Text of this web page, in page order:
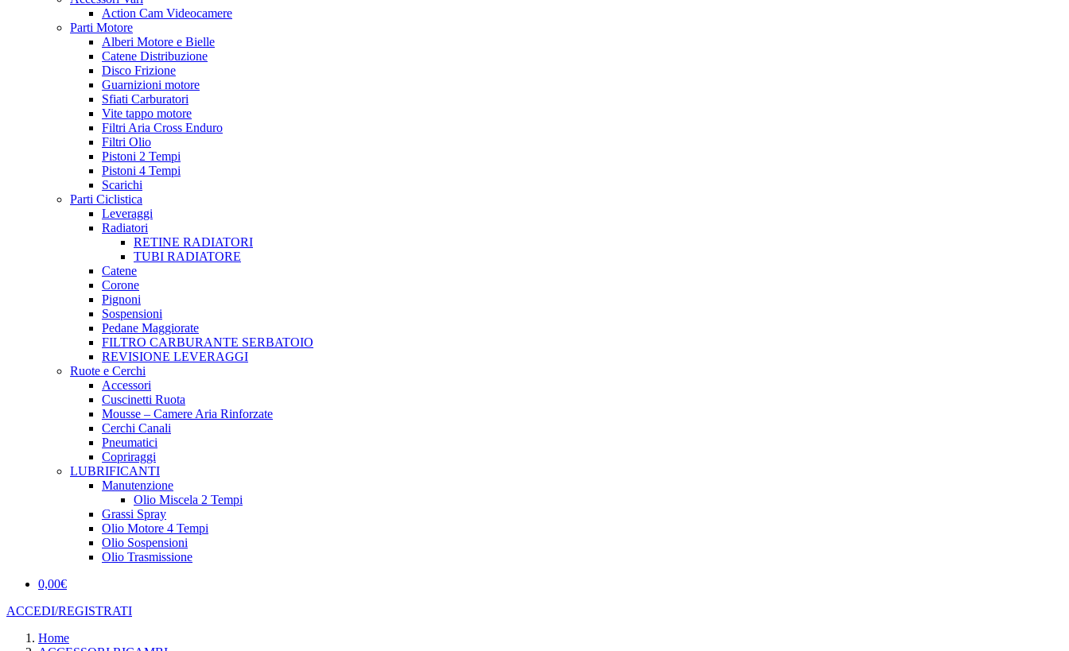
Action Cam Videocamere
Parti Motore
Alberi Motore e Bielle
Catene Distribuzione
Disco Frizione
Guarnizioni motore
Sfiati Carburatori
Vite tappo motore
Filtri Aria Cross Enduro
Filtri Olio
Pistoni 2 Tempi
Pistoni 4 Tempi
Scarichi
Parti Ciclistica
Leveraggi
Radiatori
RETINE RADIATORI
TUBI RADIATORE
Catene
Corone
Pignoni
Sospensioni
Pedane Maggiorate
FILTRO CARBURANTE SERBATOIO
REVISIONE LEVERAGGI
Ruote e Cerchi
Accessori
Cuscinetti Ruota
Mousse – Camere Aria Rinforzate
Cerchi Canali
Pneumatici
Copriraggi
LUBRIFICANTI
Manutenzione
Olio Miscela 2 Tempi
Grassi Spray
Olio Motore 4 Tempi
Olio Sospensioni
Olio Trasmissione
0,00€
ACCEDI/REGISTRATI
Home